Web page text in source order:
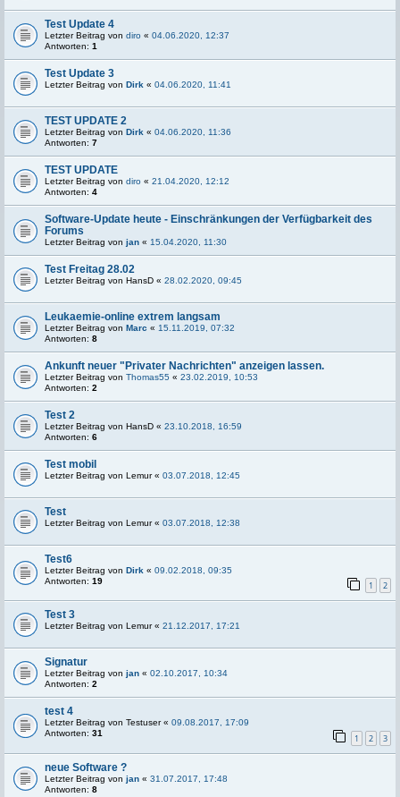
Test Update 4
Letzter Beitrag von diro « 04.06.2020, 12:37
Antworten: 1
Test Update 3
Letzter Beitrag von Dirk « 04.06.2020, 11:41
TEST UPDATE 2
Letzter Beitrag von Dirk « 04.06.2020, 11:36
Antworten: 7
TEST UPDATE
Letzter Beitrag von diro « 21.04.2020, 12:12
Antworten: 4
Software-Update heute - Einschränkungen der Verfügbarkeit des
Forums
Letzter Beitrag von jan « 15.04.2020, 11:30
Test Freitag 28.02
Letzter Beitrag von HansD « 28.02.2020, 09:45
Leukaemie-online extrem langsam
Letzter Beitrag von Marc « 15.11.2019, 07:32
Antworten: 8
Ankunft neuer "Privater Nachrichten" anzeigen lassen.
Letzter Beitrag von Thomas55 « 23.02.2019, 10:53
Antworten: 2
Test 2
Letzter Beitrag von HansD « 23.10.2018, 16:59
Antworten: 6
Test mobil
Letzter Beitrag von Lemur« 03.07.2018, 12:45
Test
Letzter Beitrag von Lemur« 03.07.2018, 12:38
Test6
Letzter Beitrag von Dirk « 09.02.2018, 09:35
Antworten: 19 1 2
Test 3
Letzter Beitrag von Lemur« 21.12.2017, 17:21
Signatur
Letzter Beitrag von jan « 02.10.2017, 10:34
Antworten: 2
test 4
Letzter Beitrag von Testuser« 09.08.2017, 17:09
Antworten: 31 1 2 3
neue Software ?
Letzter Beitrag von jan « 31.07.2017, 17:48
Antworten: 8